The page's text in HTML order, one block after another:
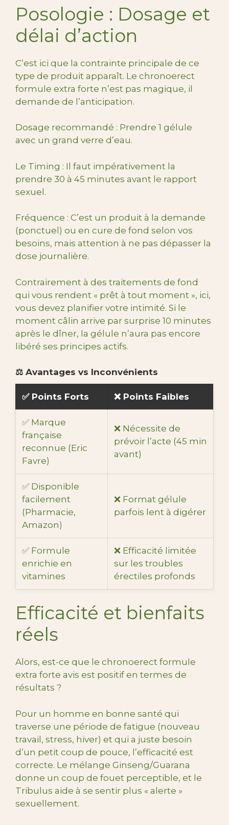
Posologie : Dosage et
délai d’action
C’est ici que la contrainte principale de ce
type de produit apparaît. Le chronoerect
formule extra forte n’est pas magique, il
demande de l’anticipation.
Dosage recommandé : Prendre 1 gélule
avec un grand verre d’eau.
Le Timing : Il faut impérativement la
prendre 30 à 45 minutes avant le rapport
sexuel.
Fréquence : C’est un produit à la demande
(ponctuel) ou en cure de fond selon vos
besoins, mais attention à ne pas dépasser la
dose journalière.
Contrairement à des traitements de fond
qui vous rendent « prêt à tout moment », ici,
vous devez planifier votre intimité. Si le
moment câlin arrive par surprise 10 minutes
après le dîner, la gélule n’aura pas encore
libéré ses principes actifs.
⚖️ Avantages vs Inconvénients
✅ Points Forts ❌ Points Faibles
✅ Marque
française
reconnue (Eric
Favre)
❌ Nécessite de
prévoir l’acte (45 min
avant)
✅ Disponible
facilement
(Pharmacie,
Amazon)
❌ Format gélule
parfois lent à digérer
✅ Formule
enrichie en
vitamines
❌ Efficacité limitée
sur les troubles
érectiles profonds
Efficacité et bienfaits
réels
Alors, est-ce que le chronoerect formule
extra forte avis est positif en termes de
résultats ?
Pour un homme en bonne santé qui
traverse une période de fatigue (nouveau
travail, stress, hiver) et qui a juste besoin
d’un petit coup de pouce, l’efficacité est
correcte. Le mélange Ginseng/Guarana
donne un coup de fouet perceptible, et le
Tribulus aide à se sentir plus « alerte »
sexuellement.